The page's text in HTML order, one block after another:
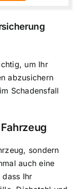
um Ihr
abzusichern
Schadensfall
sondern
auch eine
Ihr